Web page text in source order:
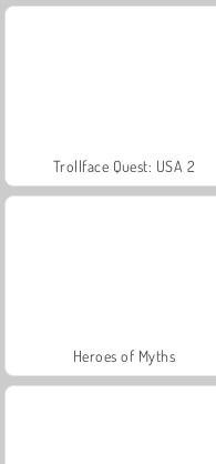
Trollface Quest: USA 2
Heroes of Myths